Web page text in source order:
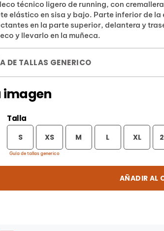
Talla
S XS M L XL
Guía de tallas generico
AÑADIR AL
técnico ligero de running, con
elástico en sisa y bajo. Parte inferior de
en la parte superior, delantera y
y llevarlo en la muñeca.
DE TALLAS GENERICO
imagen